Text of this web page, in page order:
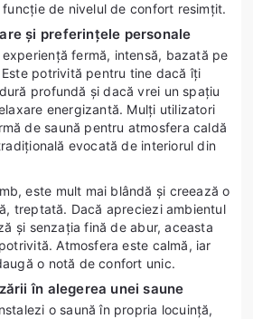
de nivelul de confort resimțit.
și preferințele personale
fermă, intensă, bazată pe
potrivită pentru tine dacă îți
profundă și dacă vrei un spațiu
energizantă. Mulți utilizatori
de saună pentru atmosfera caldă
evocată de interiorul din
este mult mai blândă și creează o
treptată. Dacă apreciezi ambientul
și senzația fină de abur, aceasta
Atmosfera este calmă, iar
o notă de confort unic.
în alegerea unei saune
o saună în propria locuință,